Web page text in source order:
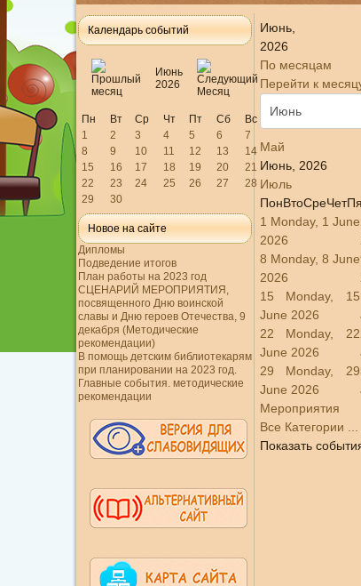
Календарь событий
Июнь
2026
Пн Вт Ср Чт Пт Сб
Вс
1
2 3 4 5 6
7
8
9 10 11 12 13
14
15
16 17 18 19 20
21
22
23 24 25 26 27
28
29
30
Новое на сайте
Дипломы
Подведение итогов
План работы на 2023 год
СЦЕНАРИЙ МЕРОПРИЯТИЯ,
посвященного Дню воинской
славы и Дню героев Отечества, 9
декабря (Методические
рекомендации)
В помощь детским библиотекарям
при планировании на 2023 год.
Главные события. методические
рекомендации
Июнь,
2026
По месяцам
Перейти к
Май
Июнь, 2026
Июль
ПонВтоСреЧет
1 Monday, 1 June
2026
8 Monday, 8 June
2026
15
Monday, 15
June 2026
22
Monday, 22
June 2026
29
Monday, 29
June 2026
Мероприятия
Все Категории ...
Показать